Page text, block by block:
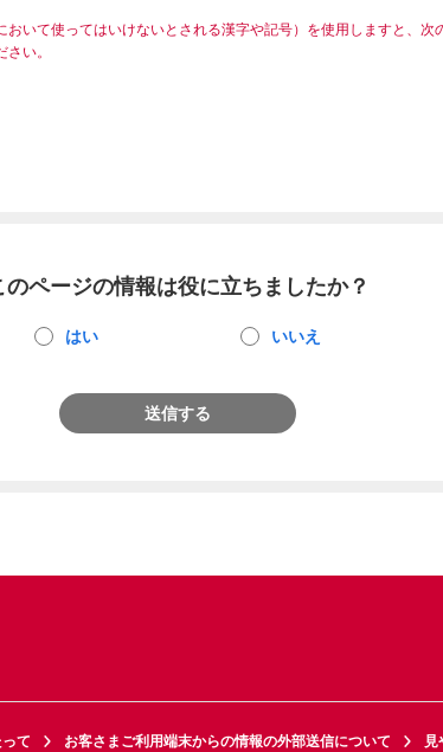
いて使ってはいけないとされる漢字や記号）を使用しますと、次
い。
のページの情報は役に立ちましたか？
はい いいえ
送信する
て お客さまご利用端末からの情報の外部送信について 見